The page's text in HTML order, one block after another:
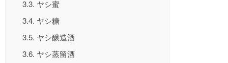
3.3. ヤシ蜜
3.4. ヤシ糖
3.5. ヤシ醸造酒
3.6. ヤシ蒸留酒